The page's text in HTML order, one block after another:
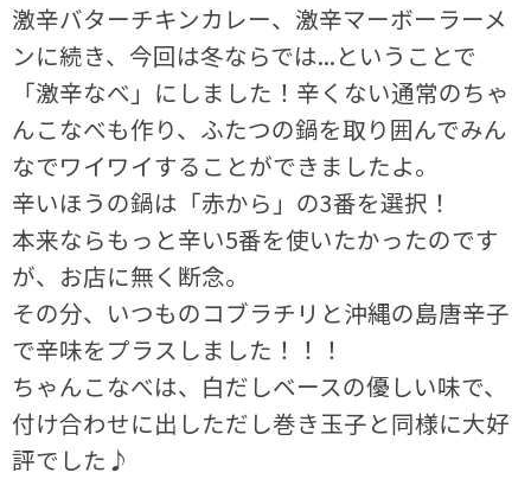
激辛バターチキンカレー、激辛マーボーラーメ
ンに続き、今回は冬ならでは...ということで
「激辛なべ」にしました！辛くない通常のちゃ
んこなべも作り、ふたつの鍋を取り囲んでみん
なでワイワイすることができましたよ。
辛いほうの鍋は「赤から」の3番を選択！
本来ならもっと辛い5番を使いたかったのです
が、お店に無く断念。
その分、いつものコブラチリと沖縄の島唐辛子
で辛味をプラスしました！！！
ちゃんこなべは、白だしベースの優しい味で、
付け合わせに出しただし巻き玉子と同様に大好
評でした♪